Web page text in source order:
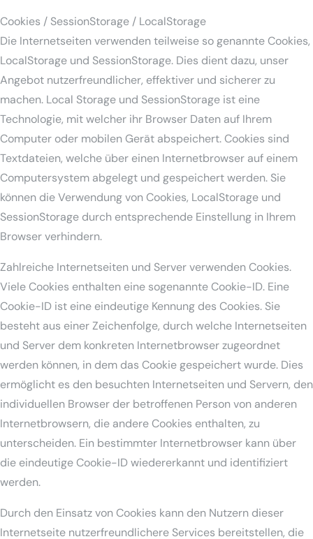
Cookies / SessionStorage / LocalStorage
Die Internetseiten verwenden teilweise so genannte Cookies,
LocalStorage und SessionStorage. Dies dient dazu, unser
Angebot nutzerfreundlicher, effektiver und sicherer zu
machen. Local Storage und SessionStorage ist eine
Technologie, mit welcher ihr Browser Daten auf Ihrem
Computer oder mobilen Gerät abspeichert. Cookies sind
Textdateien, welche über einen Internetbrowser auf einem
Computersystem abgelegt und gespeichert werden. Sie
können die Verwendung von Cookies, LocalStorage und
SessionStorage durch entsprechende Einstellung in Ihrem
Browser verhindern.
Zahlreiche Internetseiten und Server verwenden Cookies.
Viele Cookies enthalten eine sogenannte Cookie-ID. Eine
Cookie-ID ist eine eindeutige Kennung des Cookies. Sie
besteht aus einer Zeichenfolge, durch welche Internetseiten
und Server dem konkreten Internetbrowser zugeordnet
werden können, in dem das Cookie gespeichert wurde. Dies
ermöglicht es den besuchten Internetseiten und Servern, den
individuellen Browser der betroffenen Person von anderen
Internetbrowsern, die andere Cookies enthalten, zu
unterscheiden. Ein bestimmter Internetbrowser kann über
die eindeutige Cookie-ID wiedererkannt und identifiziert
werden.
Durch den Einsatz von Cookies kann den Nutzern dieser
Internetseite nutzerfreundlichere Services bereitstellen, die